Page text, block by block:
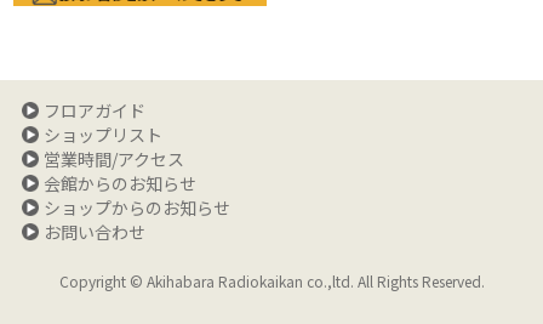
フロアガイド
ショップリスト
営業時間/アクセス
会館からのお知らせ
ショップからのお知らせ
お問い合わせ
Copyright © Akihabara Radiokaikan co.,ltd. All Rights Reserved.